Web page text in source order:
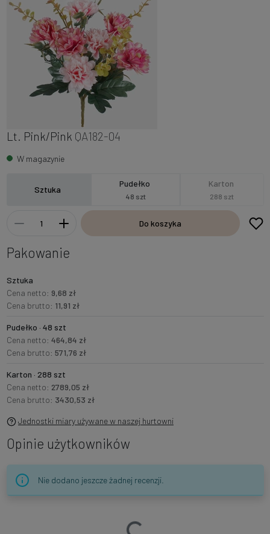
Lt. Pink/Pink QA182-04
W magazynie
Sztuka
Pudełko
48 szt
Karton
288 szt
Do koszyka
Pakowanie
Sztuka
Cena netto: 9,68 zł
Cena brutto: 11,91 zł
Pudełko · 48 szt
Cena netto: 464,84 zł
Cena brutto: 571,76 zł
Karton · 288 szt
Cena netto: 2789,05 zł
Cena brutto: 3430,53 zł
Jednostki miary używane w naszej hurtowni
Opinie użytkowników
Nie dodano jeszcze żadnej recenzji.
Ładowanie…